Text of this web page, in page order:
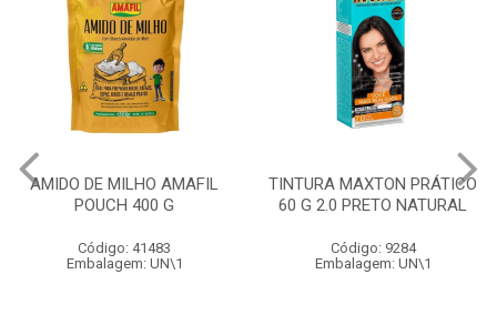
AMIDO DE MILHO AMAFIL
POUCH 400 G
Código: 41483
Embalagem: UN\1
TINTURA MAXTON PRÁTICO
60 G 2.0 PRETO NATURAL
Código: 9284
Embalagem: UN\1